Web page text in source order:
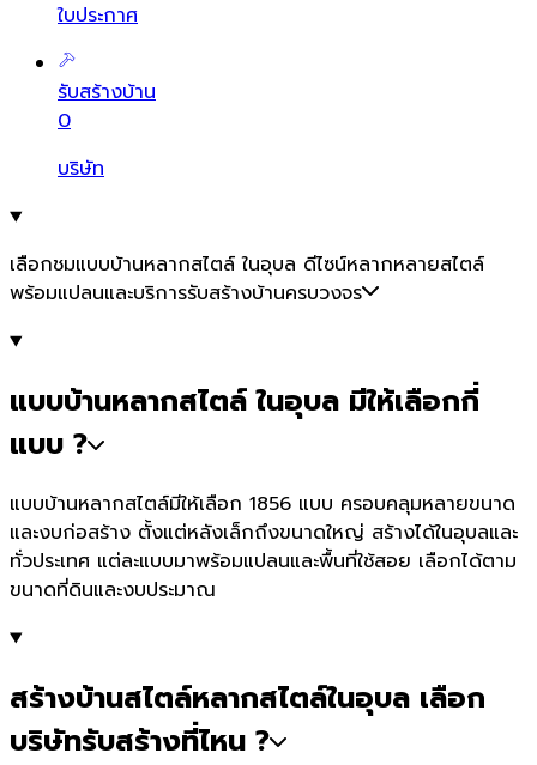
ใบประกาศ
รับสร้างบ้าน
0
บริษัท
เลือกชมแบบบ้านหลากสไตล์ ในอุบล ดีไซน์หลากหลายสไตล์
พร้อมแปลนและบริการรับสร้างบ้านครบวงจร
แบบบ้านหลากสไตล์ ในอุบล มีให้เลือกกี่
แบบ ?
แบบบ้านหลากสไตล์มีให้เลือก 1856 แบบ ครอบคลุมหลายขนาด
และงบก่อสร้าง ตั้งแต่หลังเล็กถึงขนาดใหญ่ สร้างได้ในอุบลและ
ทั่วประเทศ แต่ละแบบมาพร้อมแปลนและพื้นที่ใช้สอย เลือกได้ตาม
ขนาดที่ดินและงบประมาณ
สร้างบ้านสไตล์หลากสไตล์ในอุบล เลือก
บริษัทรับสร้างที่ไหน ?